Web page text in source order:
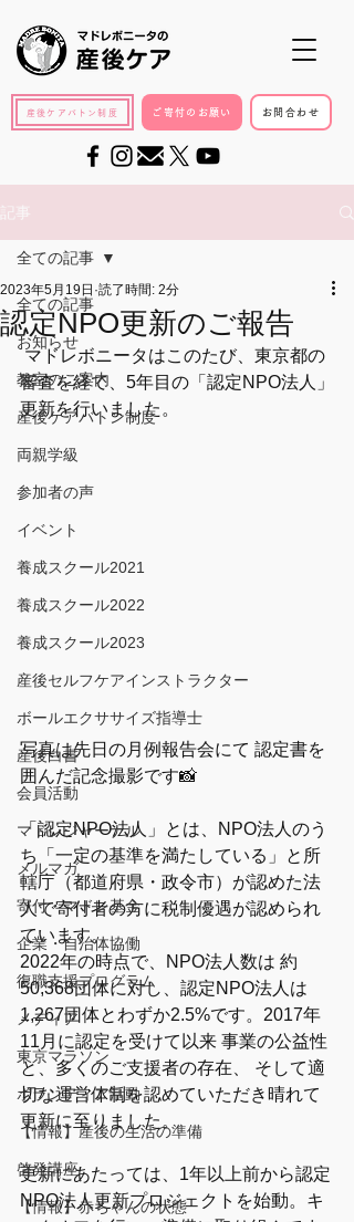
産後ケアバトン制度 ご寄付のお願い お問合わせ
記事
全ての記事
お知らせ
教室のご案内
産後ケアバトン制度
両親学級
参加者の声
イベント
養成スクール2021
養成スクール2022
養成スクール2023
産後セルフケアインストラクター
ボールエクササイズ指導士
産後白書
会員活動
マドレジャーナル
メルマガ
寄付・マドレ基金
企業・自治体協働
復職支援プログラム
メディア
東京マラソン
ボランティア活動
【情報】産後の生活の準備
啓発講座
【情報】赤ちゃんの状態
全ての記事
認定NPO更新のご報告
2023年5月19日 読了時間: 2分
マドレボニータはこのたび、東京都の
審査を経て、5年目の「認定NPO法人」
更新を行いました。
写真は先日の月例報告会にて 認定書を
囲んだ記念撮影です📸
「認定NPO法人」とは、NPO法人のう
ち「一定の基準を満たしている」と所
轄庁（都道府県・政令市）が認めた法
人で寄付者の方に税制優遇が認められ
ています。
2022年の時点で、NPO法人数は 約
50,368団体に対し、認定NPO法人は
1,267団体とわずか2.5%です。2017年
11月に認定を受けて以来 事業の公益性
と、多くのご支援者の存在、 そして適
切な運営体制を認めていただき晴れて
更新に至りました。
更新にあたっては、1年以上前から認定
NPO法人更新プロジェクトを始動。キ